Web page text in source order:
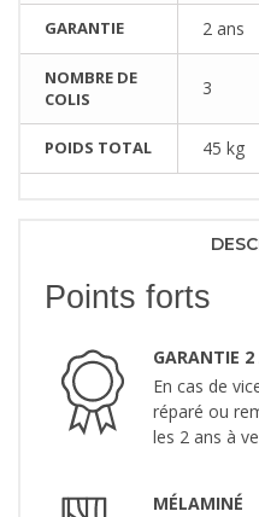
GARANTIE 2 ans
NOMBRE DE
COLIS
3
POIDS TOTAL 45 kg
Points forts
GARANTIE 2
En cas de
réparé ou
les 2 ans à
MÉLAMINÉ